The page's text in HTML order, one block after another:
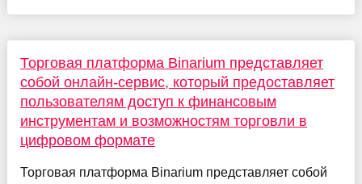
Торговая платформа Binarium представляет
собой онлайн-сервис, который предоставляет
пользователям доступ к финансовым
инструментам и возможностям торговли в
цифровом формате
Торговая платформа Binarium представляет собой